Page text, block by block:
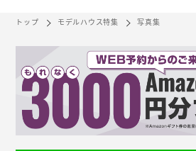
トップ モデルハウス特集 写真集